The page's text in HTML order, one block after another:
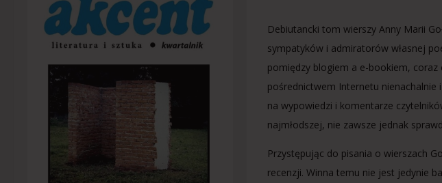
Debiutancki tom wierszy Anny Marii
sympatyków i admiratorów własnej
pomiędzy blogiem a e-bookiem,
pośrednictwem Internetu nienachalnie
na wypowiedzi i komentarze
najmłodszej, nie zawsze jednak
Przystępując do pisania o wierszach
recenzji. Winna temu nie jest jedynie